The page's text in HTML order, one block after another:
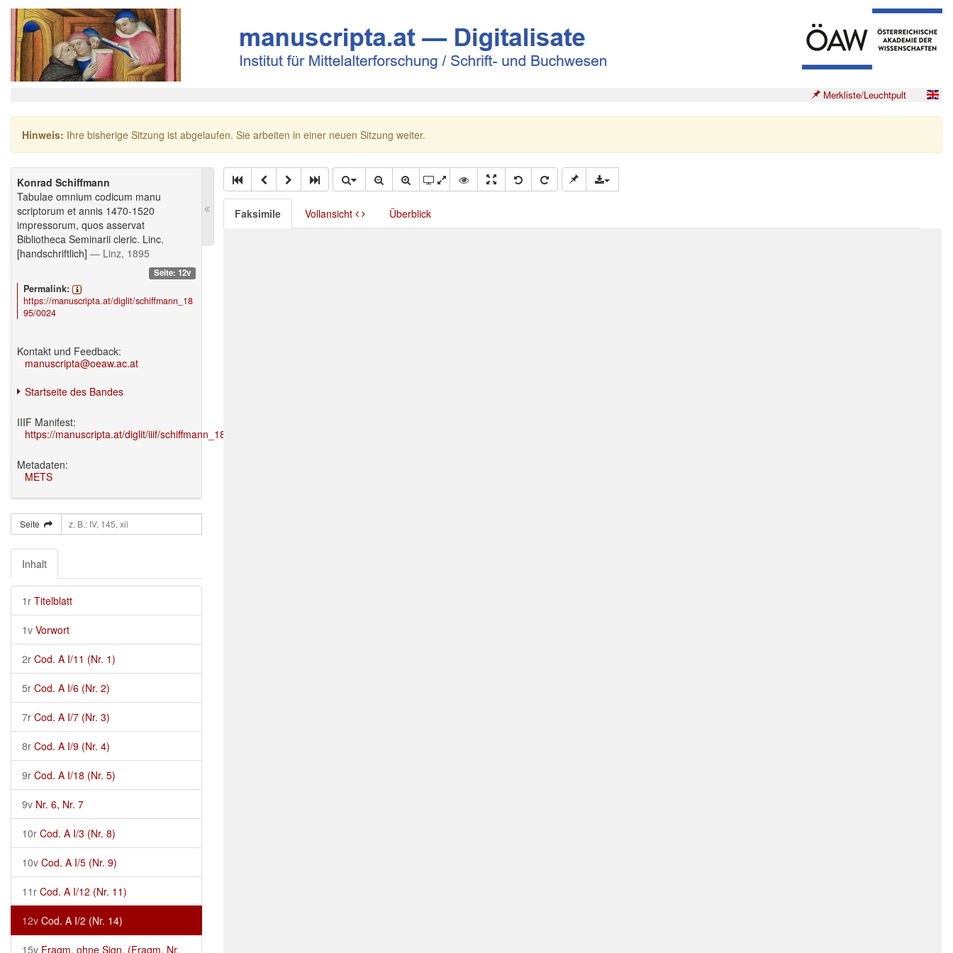
Merkliste/Leuchtpult
Hinweis: Ihre bisherige Sitzung ist abgelaufen. Sie arbeiten in einer neuen Sitzung weiter.
Konrad Schiffmann
Tabulae omnium codicum manu
scriptorum et annis 1470-1520
impressorum, quos asservat
Bibliotheca Seminarii cleric. Linc.
[handschriftlich] — Linz, 1895
Seite: 12v
Permalink:
https://manuscripta.at/diglit/schiffmann_18
95/0024
Kontakt und Feedback:
manuscripta@oeaw.ac.at
Startseite des Bandes
IIIF Manifest:
https://manuscripta.at/diglit/iiif/schiffmann_1895/manifest.json
Metadaten:
METS
Seite
Inhalt
1r Titelblatt
1v Vorwort
2r Cod. A I/11 (Nr. 1)
5r Cod. A I/6 (Nr. 2)
7r Cod. A I/7 (Nr. 3)
8r Cod. A I/9 (Nr. 4)
9r Cod. A I/18 (Nr. 5)
9v Nr. 6, Nr. 7
10r Cod. A I/3 (Nr. 8)
10v Cod. A I/5 (Nr. 9)
11r Cod. A I/12 (Nr. 11)
12v Cod. A I/2 (Nr. 14)
15v Fragm. ohne Sign. (Fragm. Nr.
Faksimile Vollansicht Überblick